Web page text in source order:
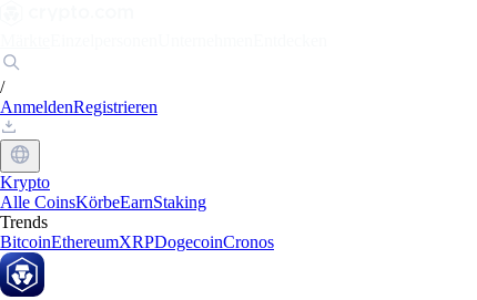
/
AnmeldenRegistrieren
Krypto
Alle CoinsKörbeEarnStaking
Trends
BitcoinEthereumXRPDogecoinCronos